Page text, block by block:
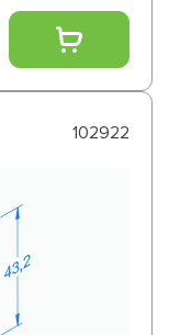
102922